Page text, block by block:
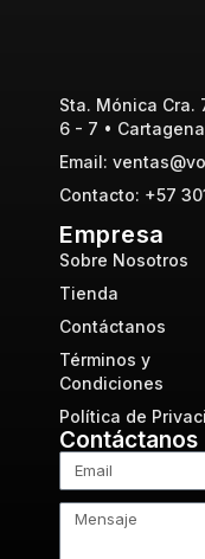
Sta. Mónica Cra.
6 - 7 •
Email:
Contacto: +57
Empresa
Sobre Nosotros
Tienda
Contáctanos
Términos y
Condiciones
Política de
Contáctanos